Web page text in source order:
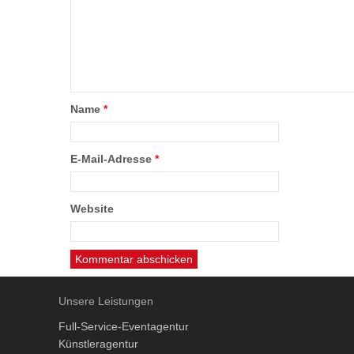
Name *
E-Mail-Adresse *
Website
Unsere Leistungen
Full-Service-Eventagentur
Künstleragentur